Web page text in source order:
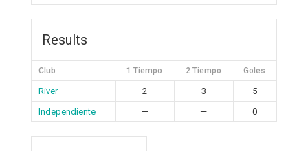
Results
Club 1 Tiempo 2 Tiempo Goles
River 2 3
5
Independiente
— — 0